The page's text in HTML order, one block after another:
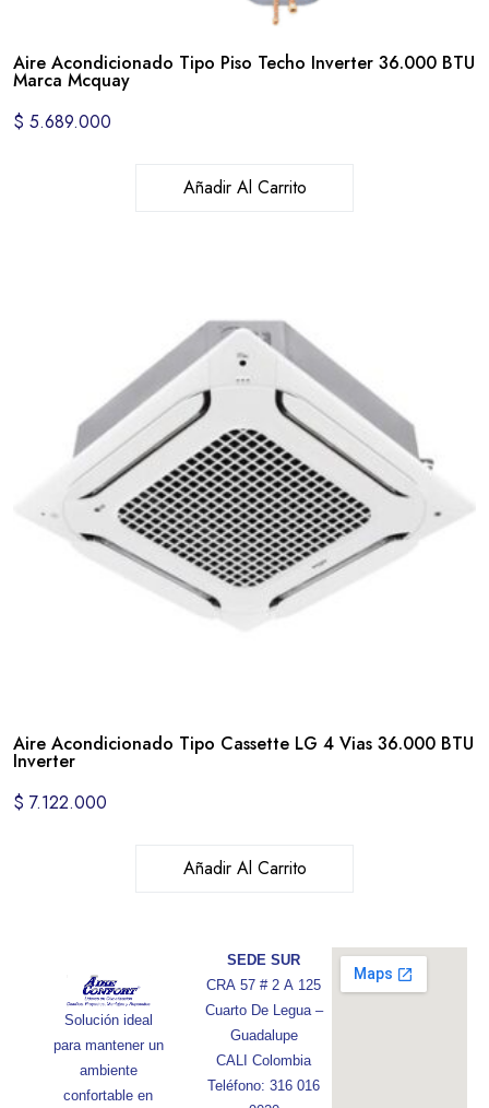
Aire Acondicionado Tipo Piso Techo Inverter 36.000 BTU
Marca Mcquay
$ 5.689.000
Añadir Al Carrito
Aire Acondicionado Tipo Cassette LG 4 Vias 36.000 BTU
Inverter
$ 7.122.000
Añadir Al Carrito
Solución ideal
para mantener un
ambiente
confortable en
SEDE SUR
CRA 57 # 2 A 125
Cuarto De Legua –
Guadalupe
CALI Colombia
Teléfono: 316 016